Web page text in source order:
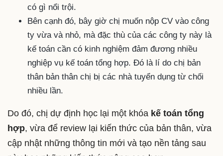
có gì nổi trội.
Bên cạnh đó, bây giờ chị muốn nộp CV vào công
ty vừa và nhỏ, mà đặc thù của các công ty này là
kế toán cần có kinh nghiệm đảm đương nhiều
nghiệp vụ kế toán tổng hợp. Đó là lí do chị bản
thân bản thân chị bị các nhà tuyển dụng từ chối
nhiều lần.
Do đó, chị dự định học lại một khóa kế toán tổng
hợp, vừa để review lại kiến thức của bản thân, vừa
cập nhật những thông tin mới và tạo nền tảng sau